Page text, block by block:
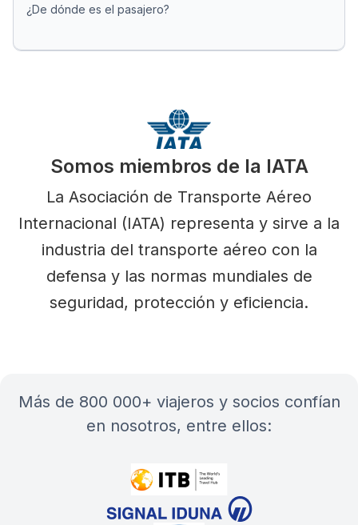
¿De dónde es el pasajero?
Somos miembros de la IATA
La Asociación de Transporte Aéreo
Internacional (IATA) representa y sirve a la
industria del transporte aéreo con la
defensa y las normas mundiales de
seguridad, protección y eficiencia.
más de 800 000+ viajeros y socios confían
en nosotros, entre ellos: